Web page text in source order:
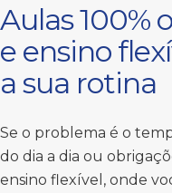
Aulas 100%
e ensino
a sua rotina
Se o problema é o
do dia a dia ou
ensino flexível, onde